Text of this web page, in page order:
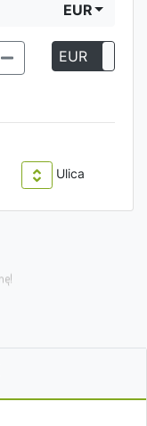
EUR
EUR
Ulica